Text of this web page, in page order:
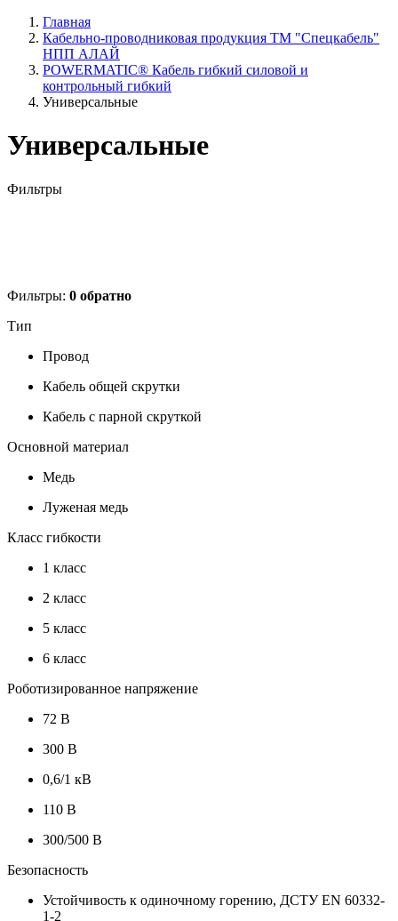
Главная
Кабельно-проводниковая продукция ТМ "Спецкабель"
НПП АЛАЙ
POWERMATIC® Кабель гибкий силовой и
контрольный гибкий
Универсальные
Универсальные
Фильтры
Фильтры: 0 обратно
Тип
Провод
Кабель общей скрутки
Кабель с парной скруткой
Основной материал
Медь
Луженая медь
Класс гибкости
1 класс
2 класс
5 класс
6 класс
Роботизированное напряжение
72 В
300 В
0,6/1 кВ
110 В
300/500 В
Безопасность
Устойчивость к одиночному горению, ДСТУ EN 60332-
1-2